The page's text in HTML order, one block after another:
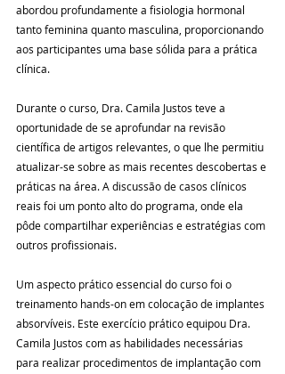
abordou profundamente a fisiologia hormonal
tanto feminina quanto masculina, proporcionando
aos participantes uma base sólida para a prática
clínica.
Durante o curso, Dra. Camila Justos teve a
oportunidade de se aprofundar na revisão
científica de artigos relevantes, o que lhe permitiu
atualizar-se sobre as mais recentes descobertas e
práticas na área. A discussão de casos clínicos
reais foi um ponto alto do programa, onde ela
pôde compartilhar experiências e estratégias com
outros profissionais.
Um aspecto prático essencial do curso foi o
treinamento hands-on em colocação de implantes
absorvíveis. Este exercício prático equipou Dra.
Camila Justos com as habilidades necessárias
para realizar procedimentos de implantação com